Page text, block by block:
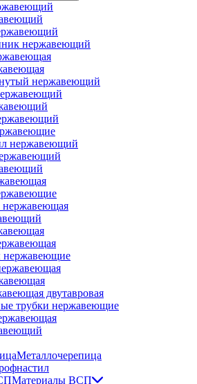
нержавеющий
нержавеющий
нержавеющий
нержавеющая
нержавеющие
двутавровая
трубки нержавеющие
Металлочерепица
Материалы ВСП